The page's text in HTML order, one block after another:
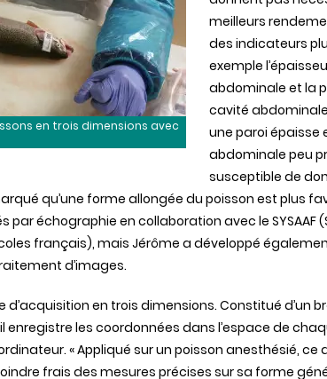
en trois dimensions avec
meilleurs
des indicateurs
exemple
abdominale et la
cavité
une paroi épaisse
abdominale peu
susceptible de
qu’une forme allongée du poisson est plus
échographie en collaboration avec le SYSAAF
français), mais Jérôme a développé
d’images.
en trois dimensions. Constitué d’un
enregistre les coordonnées dans l’espace de
« Appliqué sur un poisson anesthésié,
frais des mesures précises sur sa forme